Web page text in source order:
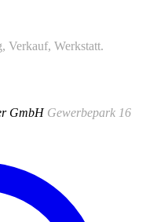
Verkauf, Werkstatt.
GmbH Gewerbepark 16